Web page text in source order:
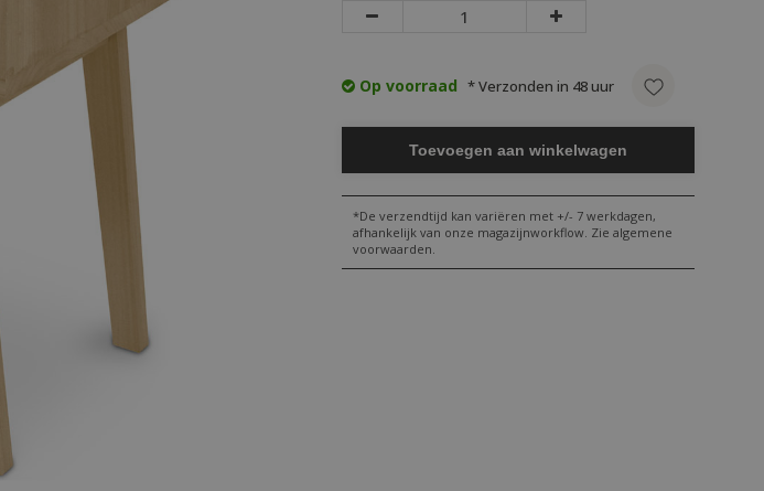
Op voorraad * Verzonden in 48 uur
Toevoegen aan winkelwagen
*De verzendtijd kan variëren met +/- 7 werkdagen,
afhankelijk van onze magazijnworkflow. Zie algemene
voorwaarden.